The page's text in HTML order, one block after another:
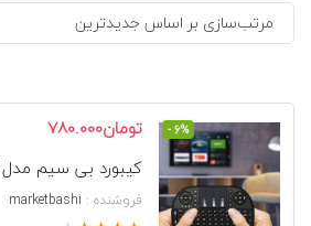
اساس
مرتب‌سازی بر اساس جدیدترین
- 6% قیمت
تومان830.000
بود.
تومان780.000قیمت
است.
کیبورد بی سیم مدل I8 Backlit
فروشنده : marketbashi